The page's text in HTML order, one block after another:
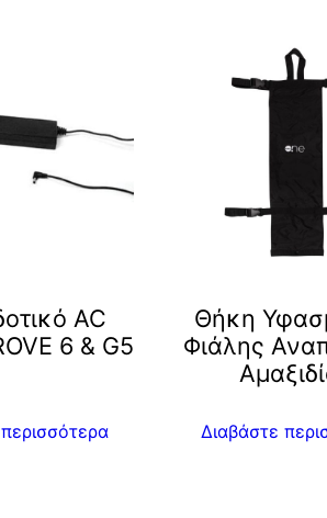
AC
6 & G5
Θήκη
Φιάλης
Διαβάστε